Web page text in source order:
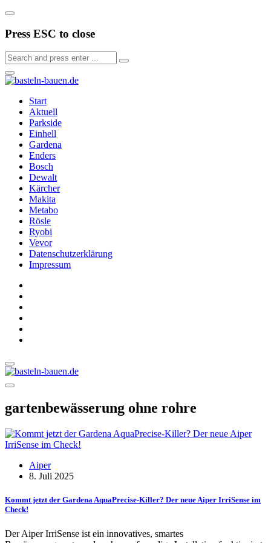
Press ESC to close
Start
Aktuell
Parkside
Einhell
Gardena
Enders
Bosch
Dewalt
Kärcher
Makita
Metabo
Rösle
Ryobi
Vevor
Datenschutzerklärung
Impressum
gartenbewässerung ohne rohre
Aiper
8. Juli 2025
Kommt jetzt der Gardena AquaPrecise-Killer? Der neue Aiper IrriSense im
Check!
Der Aiper IrriSense ist ein innovatives, smartes